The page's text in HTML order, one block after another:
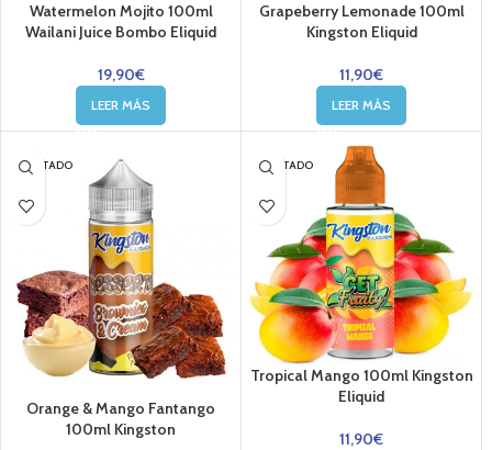
Watermelon Mojito 100ml
Wailani Juice Bombo Eliquid
19,90€
LEER MÁS
Grapeberry Lemonade 100ml
Kingston Eliquid
11,90€
LEER MÁS
AGOTADO
Orange & Mango Fantango
100ml Kingston
AGOTADO
Tropical Mango 100ml Kingston
Eliquid
11,90€